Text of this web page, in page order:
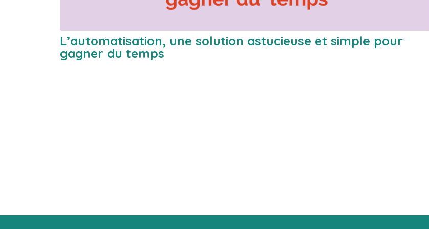
L’automatisation, une solution astucieuse et simple pour
gagner du temps